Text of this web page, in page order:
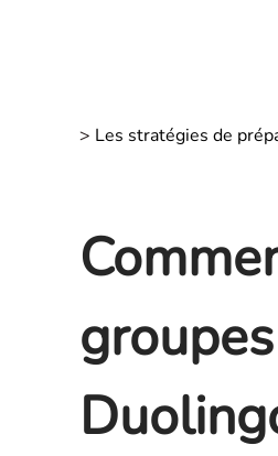
> Les stratégies de